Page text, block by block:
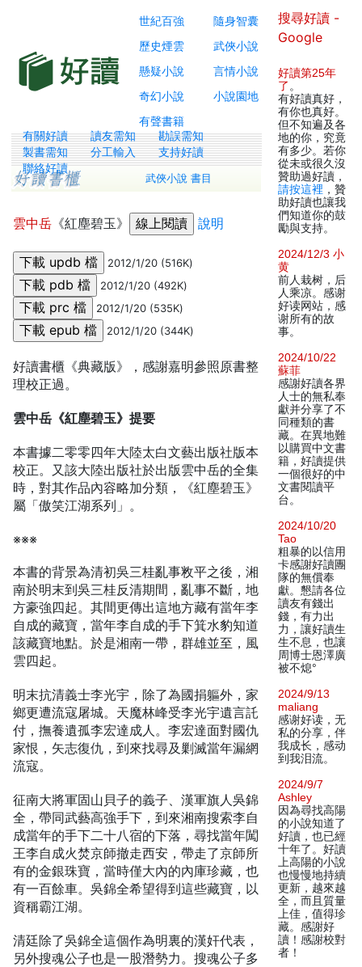
世紀百強
隨身智囊
歷史煙雲
武俠小說
懸疑小說
言情小說
奇幻小說
小說園地
有聲書籍
有關好讀 讀友需知
勘誤需知
製書需知
分工輸入
支持好讀
聯絡好讀
武俠小說 書目
雲中岳 《紅塵碧玉》 說明
2012/1/20 (516K)
2012/1/20 (492K)
2012/1/20 (535K)
2012/1/20 (344K)
好讀書櫃《典藏版》，感謝嘉明參照原書整
理校正過。
雲中岳《紅塵碧玉》提要
本書據二零零四年大陸太白文藝出版社版本
校正。又該大陸出版社於出版雲中岳的全集
時，對其作品內容略加分類，《紅塵碧玉》
屬「傲笑江湖系列」。
※※※
本書的背景為清初吳三桂亂事敉平之後，湘
南於明末到吳三桂反清期間，亂事不斷，地
方豪強四起。其間更傳出這地方藏有當年李
自成的藏寶，當年李自成的手下箕水豹知道
該藏寶地點。於是湘南一帶，群雄並至，風
雲四起。
明末抗清義士李光宇，除了為國捐軀外，家
鄉更遭流寇屠城。天魔林峰受李光宇遺言託
付，撫養遺孤李宏達成人。李宏達面對國仇
家恨，矢志復仇，到來找尋及剿滅當年漏網
流寇。
征南大將軍固山貝子的義子、漢軍旗人吳錦
全，帶同武藝高強手下，到來湘南搜索李自
成當年的手下二十八宿的下落，尋找當年闖
王李自成火焚京師撤走西安，帶走了京師所
有的金銀珠寶，當時僅大內的內庫珍藏，也
有一百餘車。吳錦全希望得到這些藏寶，以
資稱霸江湖。
清廷除了吳錦全這個作為明裏的漢奸代表，
另外搜魂公子也是一股潛勢力。搜魂公子多
搜尋好讀 -
Google
好讀第25年
了 。
有好讀真好，
有你也真好。
但不知遍及各
地的你，究竟
有多少。若你
從未或很久沒
贊助過好讀，
請按這裡 ，贊
助好讀也讓我
們知道你的鼓
勵與支持。
2024/12/3 小
黄
前人栽树，后
人乘凉。感谢
好读网站，感
谢所有的故
事。
2024/10/22
蘇菲
感謝好讀各界
人士的無私奉
獻并分享了不
同種類的書
藏。在異地難
以購買中文書
籍，好讀提供
一個很好的中
文書閱讀平
台。
2024/10/20
Tao
粗暴的以信用
卡感謝好讀團
隊的無償奉
獻。懇請各位
讀友有錢出
錢，有力出
力，讓好讀生
生不息，也讓
周博士恩澤廣
被不熄°
2024/9/13
maliang
感谢好读，无
私的分享，伴
我成长，感动
到我泪流。
2024/9/7
Ashley
因為尋找高陽
的小說知道了
好讀，也已經
十年了。好讀
上高陽的小說
也慢慢地持續
更新，越來越
全，而且質量
上佳，值得珍
藏。感謝好
讀！感謝校對
者！